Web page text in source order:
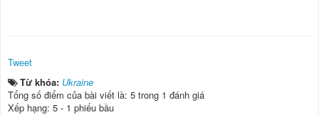
Tweet
Từ khóa: Ukraine
Tổng số điểm của bài viết là: 5 trong 1 đánh giá
Xếp hạng: 5 - 1 phiếu bầu